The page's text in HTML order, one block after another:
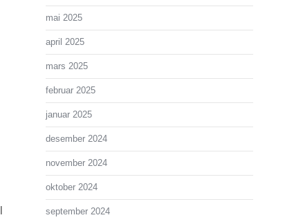
mai 2025
april 2025
mars 2025
februar 2025
januar 2025
desember 2024
november 2024
oktober 2024
september 2024